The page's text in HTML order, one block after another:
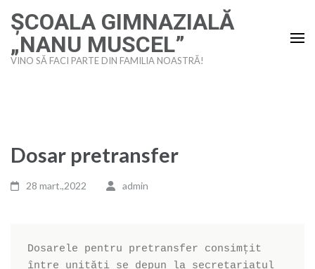
conținut
(apasă
ȘCOALA GIMNAZIALĂ
„NANU MUSCEL”
VINO SĂ FACI PARTE DIN FAMILIA NOASTRĂ!
Dosar pretransfer
28 mart.,2022 admin
Dosarele pentru pretransfer consimțit
între unități se depun la secretariatul